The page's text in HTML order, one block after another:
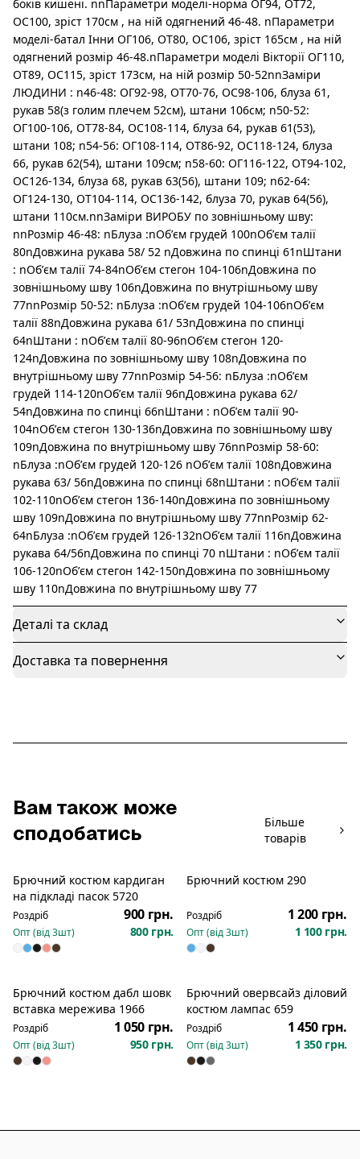
боків кишені. nnПараметри моделі-норма ОГ94, ОТ72,
ОС100, зріст 170см , на ній одягнений 46-48. nПараметри
моделі-батал Інни ОГ106, ОТ80, ОС106, зріст 165см , на ній
одягнений розмір 46-48.nПараметри моделі Вікторії ОГ110,
ОТ89, ОС115, зріст 173см, на ній розмір 50-52nnЗаміри
ЛЮДИНИ : n46-48: ОГ92-98, ОТ70-76, ОС98-106, блуза 61,
рукав 58(з голим плечем 52см), штани 106см; n50-52:
ОГ100-106, ОТ78-84, ОС108-114, блуза 64, рукав 61(53),
штани 108; n54-56: ОГ108-114, ОТ86-92, ОС118-124, блуза
66, рукав 62(54), штани 109см; n58-60: ОГ116-122, ОТ94-102,
ОС126-134, блуза 68, рукав 63(56), штани 109; n62-64:
ОГ124-130, ОТ104-114, ОС136-142, блуза 70, рукав 64(56),
штани 110см.nnЗаміри ВИРОБУ по зовнішньому шву:
nnРозмір 46-48: nБлуза :nОбʼєм грудей 100nОбʼєм талії
80nДовжина рукава 58/ 52 nДовжина по спинці 61nШтани
: nОбʼєм талії 74-84nОбʼєм стегон 104-106nДовжина по
зовнішньому шву 106nДовжина по внутрішньому шву
77nnРозмір 50-52: nБлуза :nОбʼєм грудей 104-106nОбʼєм
талії 88nДовжина рукава 61/ 53nДовжина по спинці
64nШтани : nОбʼєм талії 80-96nОбʼєм стегон 120-
124nДовжина по зовнішньому шву 108nДовжина по
внутрішньому шву 77nnРозмір 54-56: nБлуза :nОбʼєм
грудей 114-120nОбʼєм талії 96nДовжина рукава 62/
54nДовжина по спинці 66nШтани : nОбʼєм талії 90-
104nОбʼєм стегон 130-136nДовжина по зовнішньому шву
109nДовжина по внутрішньому шву 76nnРозмір 58-60:
nБлуза :nОбʼєм грудей 120-126 nОбʼєм талії 108nДовжина
рукава 63/ 56nДовжина по спинці 68nШтани : nОбʼєм талії
102-110nОбʼєм стегон 136-140nДовжина по зовнішньому
шву 109nДовжина по внутрішньому шву 77nnРозмір 62-
64nБлуза :nОбʼєм грудей 126-132nОбʼєм талії 116nДовжина
рукава 64/56nДовжина по спинці 70 nШтани : nОбʼєм талії
106-120nОбʼєм стегон 142-150nДовжина по зовнішньому
шву 110nДовжина по внутрішньому шву 77
Деталі та склад
Доставка та повернення
Вам також може
сподобатись
Більше
товарів
Брючний костюм кардиган
на підкладі пасок 5720
Роздріб 900 грн.
Опт (від3шт) 800 грн.
Брючний костюм 290
Роздріб 1 200 грн.
Опт (від3шт) 1 100 грн.
Брючний костюм дабл шовк
вставка мережива 1966
Роздріб 1 050 грн.
Опт (від3шт) 950 грн.
Брючний овервсайз діловий
костюм лампас 659
Роздріб 1 450 грн.
Опт (від3шт) 1 350 грн.